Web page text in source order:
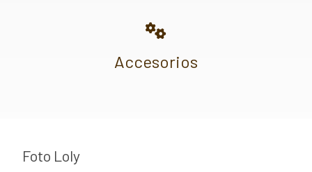
Accesorios
Foto Loly